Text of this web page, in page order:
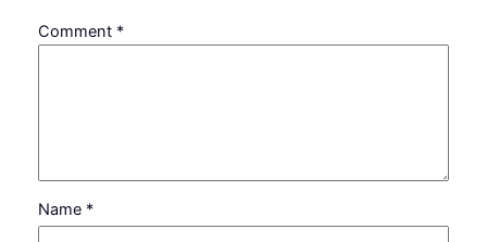
Comment *
Name *